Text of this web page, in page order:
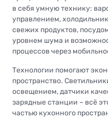
в себя умную технику:
управлением,
свежих продуктов,
уровнем шума и
процессов через
Технологии помогают
пространство.
освещением, датчики
зарядные станции – всё
частью кухонного